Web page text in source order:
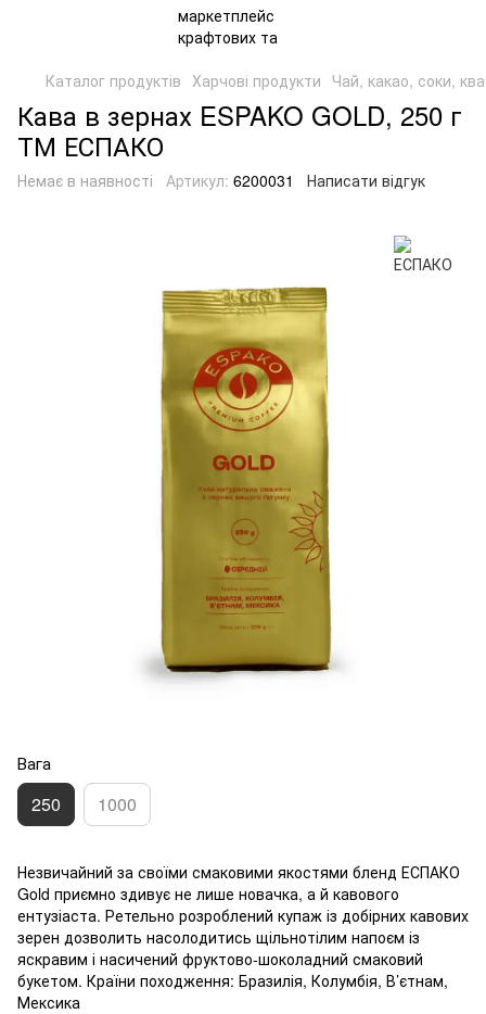
Каталог продуктів Харчові продукти Чай, какао, соки,
Кава в зернах ESPAKO GOLD, 250 г
ТМ ЕСПАКО
Немає в наявності Артикул: 6200031 Написати відгук
Вага
250 1000
Незвичайний за своїми смаковими якостями бленд ЕСПАКО
Gold приємно здивує не лише новачка, а й кавового
ентузіаста. Ретельно розроблений купаж із добірних кавових
зерен дозволить насолодитись щільнотілим напоєм із
яскравим і насичений фруктово-шоколадний смаковий
букетом. Країни походження: Бразилія, Колумбія, В’єтнам,
Мексика